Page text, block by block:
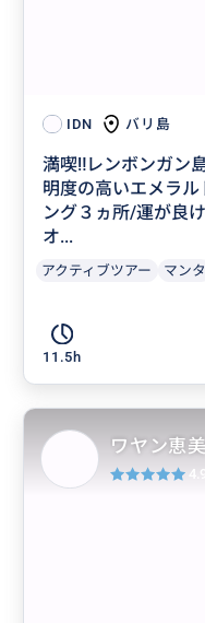
IDN バリ島
満喫‼️レンボンガン
明度の高いエメラ
ング３ヵ所/運が良
オ...
アクティブツアー マンタ
11.5h
ワヤン恵美
4.9